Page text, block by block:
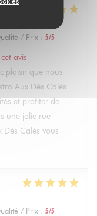
/ Prix : 5/5
avis
plaisir que nous
Aux Dés Calés
et profiter de
une jolie rue
Dés Calés vous
/ Prix : 5/5